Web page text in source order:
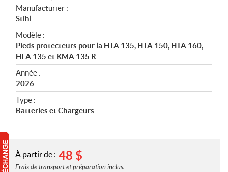
S
p
é
c
i
f
i
c
a
t
s
Manufacturier :
Stihl
Modèle :
Pieds protecteurs pour la HTA 135, HTA 150, HTA 160,
HLA 135 et KMA 135 R
Année :
2026
Type :
Batteries et Chargeurs
À partir de : 48 $
Frais de transport et préparation inclus.